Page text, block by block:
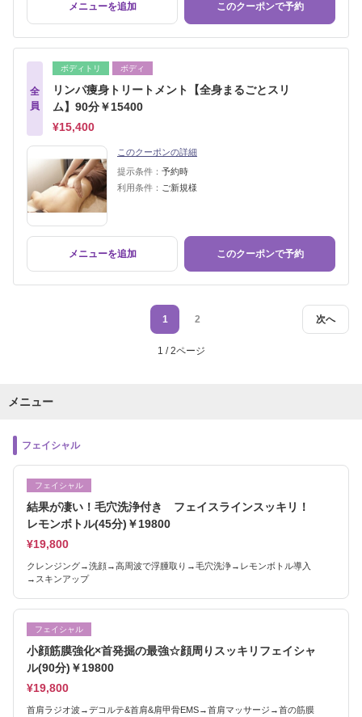
メニューを追加 このクーポンで予約
全
員
ボディトリ ボディ
リンパ痩身トリートメント【全身まるごとスリ
ム】90分￥15400
¥15,400
このクーポンの詳細
提示条件： 予約時
利用条件： ご新規様
メニューを追加 このクーポンで予約
次へ
1 2
1 / 2ページ
メニュー
フェイシャル
フェイシャル
結果が凄い！毛穴洗浄付き フェイスラインスッキリ！
レモンボトル(45分)￥19800
¥19,800
クレンジング→洗顔→高周波で浮腫取り→毛穴洗浄→レモンボトル導入
→スキンアップ
フェイシャル
小顔筋膜強化×首発掘の最強☆顔周りスッキリフェイシャ
ル(90分)￥19800
¥19,800
首肩ラジオ波→デコルテ&首肩&肩甲骨EMS→首肩マッサージ→首の筋膜